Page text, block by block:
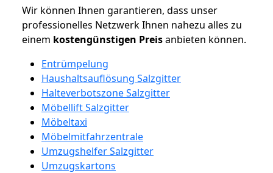
Wir können Ihnen garantieren, dass unser
professionelles Netzwerk Ihnen nahezu alles zu
einem kostengünstigen Preisanbieten können.
Entrümpelung
Haushaltsauflösung Salzgitter
Halteverbotszone Salzgitter
Möbellift Salzgitter
Möbeltaxi
Möbelmitfahrzentrale
Umzugshelfer Salzgitter
Umzugskartons